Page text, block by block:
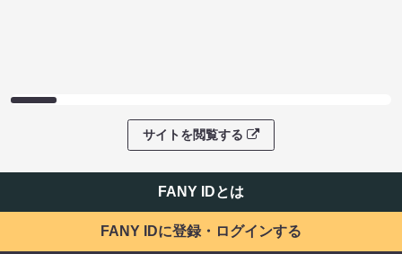
サイトを閲覧する
FANY IDとは
FANY IDに登録・ログインする